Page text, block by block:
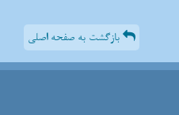
بازگشت به صفحه اصلی